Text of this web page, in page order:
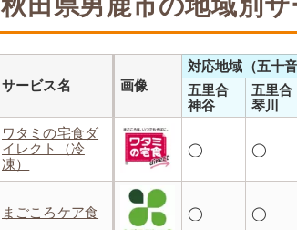
秋田県男鹿市の地域別
サービス名 画像
対応地域（五十音
五里合
神谷
五里合
琴川
ワタミの宅食ダ
イレクト（冷
凍）
◯ ◯
まごころケア食 ◯ ◯